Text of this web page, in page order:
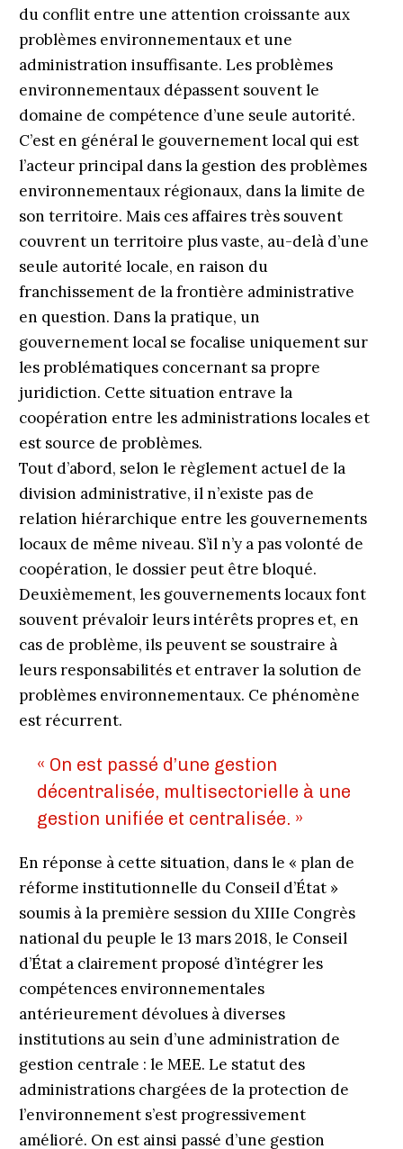
du conflit entre une attention croissante aux
problèmes environnementaux et une
administration insuffisante. Les problèmes
environnementaux dépassent souvent le
domaine de compétence d’une seule autorité.
C’est en général le gouvernement local qui est
l’acteur principal dans la gestion des problèmes
environnementaux régionaux, dans la limite de
son territoire. Mais ces affaires très souvent
couvrent un territoire plus vaste, au-delà d’une
seule autorité locale, en raison du
franchissement de la frontière administrative
en question. Dans la pratique, un
gouvernement local se focalise uniquement sur
les problématiques concernant sa propre
juridiction. Cette situation entrave la
coopération entre les administrations locales et
est source de problèmes.
Tout d’abord, selon le règlement actuel de la
division administrative, il n’existe pas de
relation hiérarchique entre les gouvernements
locaux de même niveau. S’il n’y a pas volonté de
coopération, le dossier peut être bloqué.
Deuxièmement, les gouvernements locaux font
souvent prévaloir leurs intérêts propres et, en
cas de problème, ils peuvent se soustraire à
leurs responsabilités et entraver la solution de
problèmes environnementaux. Ce phénomène
est récurrent.
« On est passé d’une gestion
décentralisée, multisectorielle à une
gestion unifiée et centralisée. »
En réponse à cette situation, dans le « plan de
réforme institutionnelle du Conseil d’État »
soumis à la première session du XIIIe Congrès
national du peuple le 13 mars 2018, le Conseil
d’État a clairement proposé d’intégrer les
compétences environnementales
antérieurement dévolues à diver­ses
institutions au sein d’une administration de
gestion centrale : le MEE. Le statut des
administrations chargées de la protection de
l’environnement s’est progressivement
amélioré. On est ainsi passé d’une gestion